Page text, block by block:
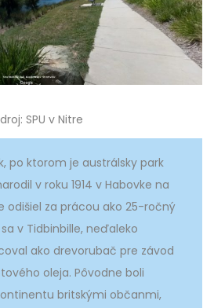
SPU v Nitre
po ktorom je austrálsky park
v roku 1914 v Habovke na
odišiel za prácou ako 25-ročný
v Tidbinbille, neďaleko
ako drevorubač pre závod
oleja. Pôvodne boli
britskými občanmi,